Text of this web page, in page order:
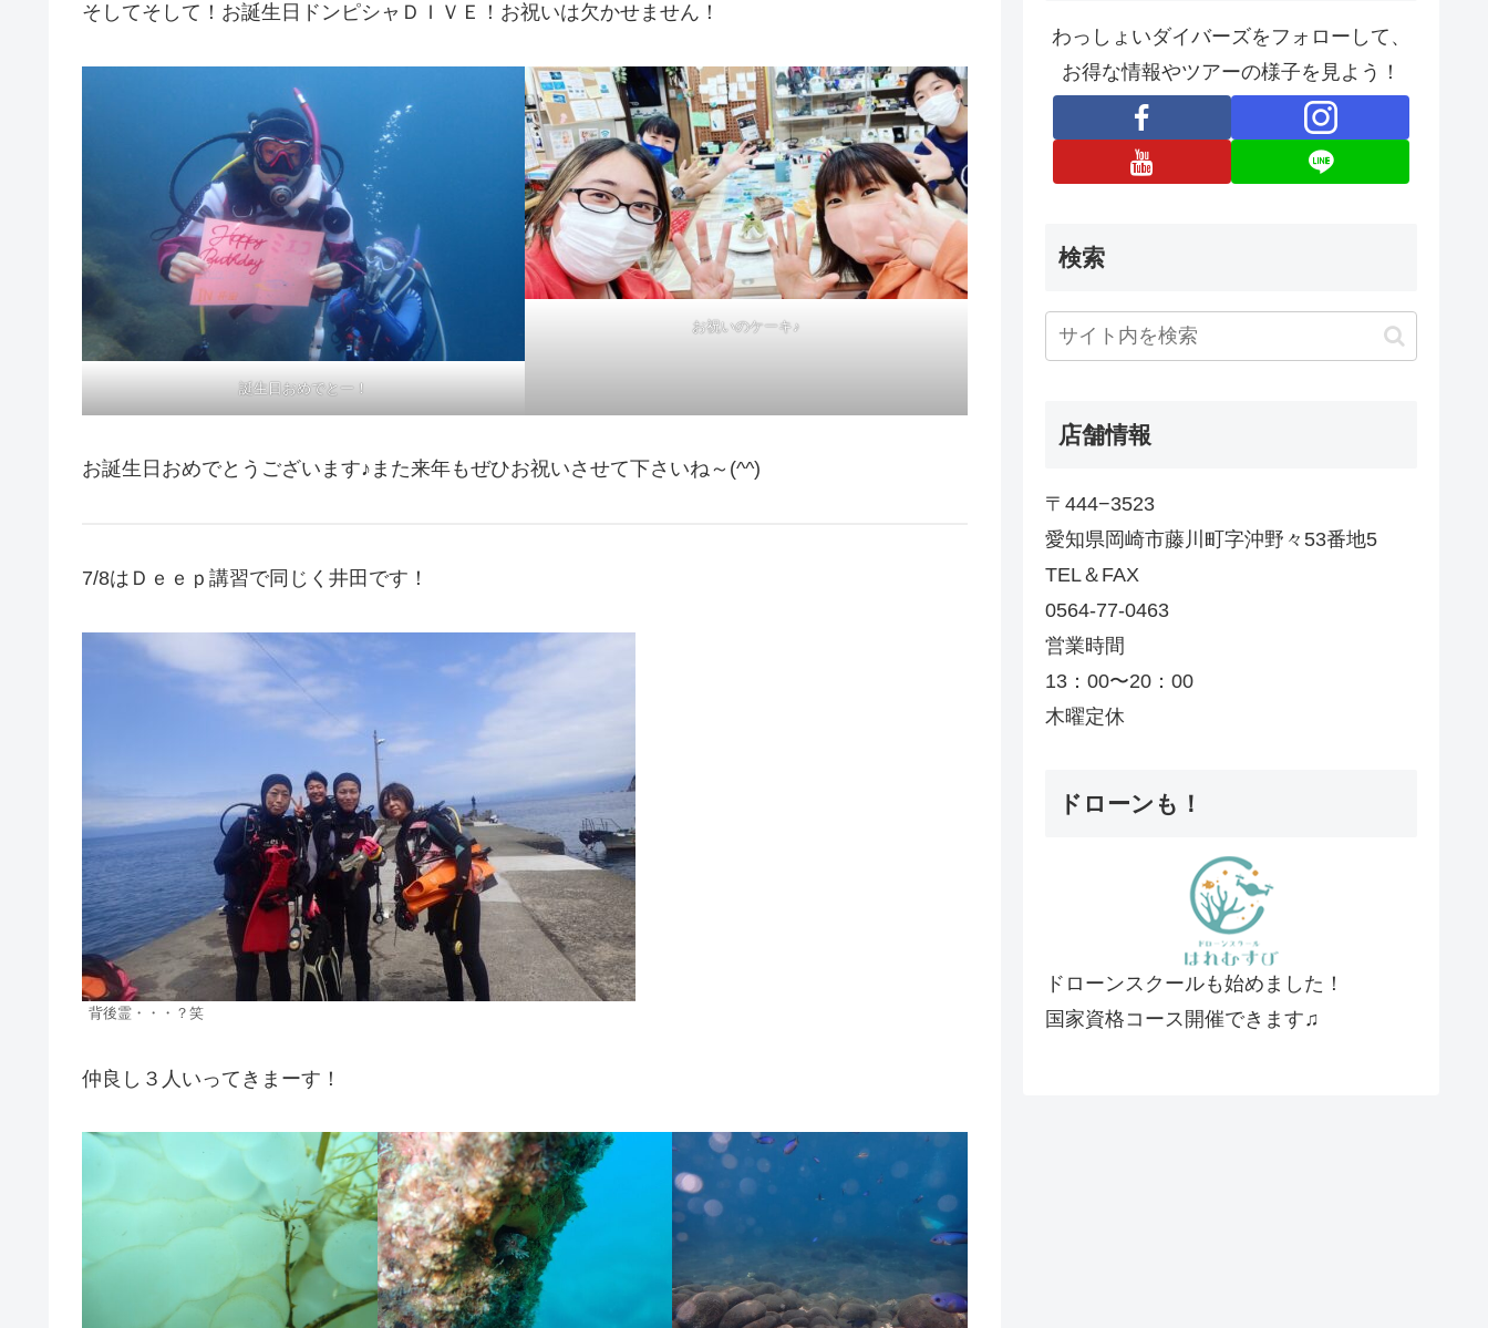
そしてそして！お誕生日ドンピシャＤＩＶＥ！お祝いは欠かせません！
誕生日おめでとー！
お祝いのケーキ♪
お誕生日おめでとうございます♪また来年もぜひお祝いさせて下さいね～(^^)
7/8はＤｅｅｐ講習で同じく井田です！
背後霊・・・？笑
仲良し３人いってきまーす！
わっしょいダイバーズをフォローして、
お得な情報やツアーの様子を見よう！
検索
店舗情報
〒444−3523
愛知県岡崎市藤川町字沖野々53番地5
TEL＆FAX
0564-77-0463
営業時間
13：00〜20：00
木曜定休
ドローンも！
ドローンスクールも始めました！
国家資格コース開催できます♫